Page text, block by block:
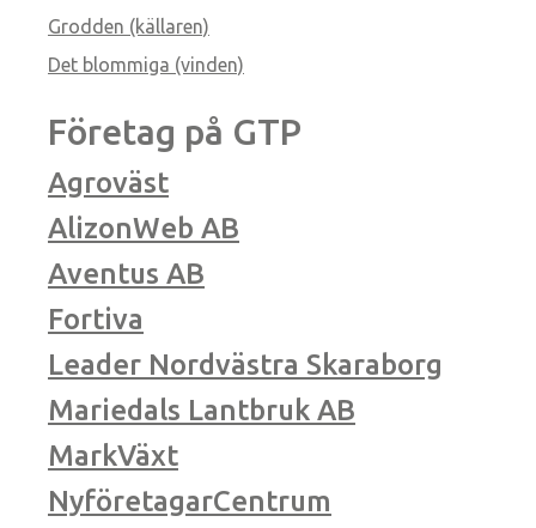
Grodden (källaren)
Det blommiga (vinden)
Företag på GTP
Agroväst
AlizonWeb AB
Aventus AB
Fortiva
Leader Nordvästra Skaraborg
Mariedals Lantbruk AB
MarkVäxt
NyföretagarCentrum